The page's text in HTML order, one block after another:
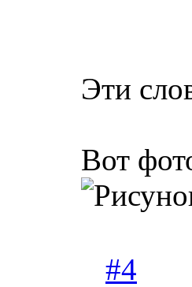
Эти
Вот
#4